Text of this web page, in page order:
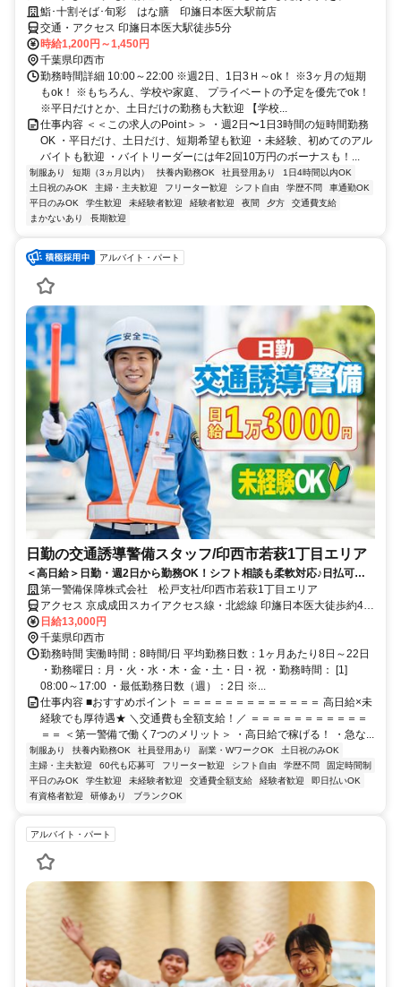
鮨･十割そば･旬彩 はな膳 印旛日本医大駅前店
交通・アクセス 印旛日本医大駅徒歩5分
時給1,200円～1,450円
千葉県印西市
勤務時間詳細 10:00～22:00 ※週2日、1日3Ｈ～ok！ ※3ヶ月の短期
もok！ ※もちろん、学校や家庭、 プライベートの予定を優先でok！
※平日だけとか、土日だけの勤務も大歓迎 【学校...
仕事内容 ＜＜この求人のPoint＞＞ ・週2日〜1日3時間の短時間勤務
OK ・平日だけ、土日だけ、短期希望も歓迎 ・未経験、初めてのアル
バイトも歓迎 ・バイトリーダーには年2回10万円のボーナスも！...
制服あり 短期（3ヵ月以内） 扶養内勤務OK 社員登用あり
1日4時間以内OK
土日祝のみOK
主婦・主夫歓迎 フリーター歓迎 シフト自由 学歴不問
車通勤OK
平日のみOK
学生歓迎 未経験者歓迎 経験者歓迎 夜間 夕方
交通費支給
まかないあり
長期歓迎
アルバイト・パート
日勤の交通誘導警備スタッフ/印西市若萩1丁目エリア
＜高日給＞日勤・週2日から勤務OK！シフト相談も柔軟対応♪日払可◎
未経験歓迎★
第一警備保障株式会社 松戸支社/印西市若萩1丁目エリア
アクセス 京成成田スカイアクセス線・北総線 印旛日本医大徒歩約4
分、京成成田スカイアクセス線・北総線 印西牧の原南口徒歩約53
分、ＪＲ成田線 小林（千葉県）南口徒歩約71分 直行直帰OK＊交通費
全額支給＊
日給13,000円
千葉県印西市
勤務時間 実働時間：8時間/日 平均勤務日数：1ヶ月あたり8日～22日
・勤務曜日：月・火・水・木・金・土・日・祝 ・勤務時間： [1]
08:00～17:00 ・最低勤務日数（週）：2日 ※...
仕事内容 ■おすすめポイント ＝＝＝＝＝＝＝＝＝＝＝＝＝ 高日給×未
経験でも厚待遇★ ＼交通費も全額支給！／ ＝＝＝＝＝＝＝＝＝＝＝
＝＝ ＜第一警備で働く7つのメリット＞ ・高日給で稼げる！ ・急な...
制服あり 扶養内勤務OK 社員登用あり 副業・WワークOK
土日祝のみOK
主婦・主夫歓迎
60代も応募可 フリーター歓迎 シフト自由 学歴不問
固定時間制
平日のみOK
学生歓迎 未経験者歓迎 交通費全額支給 経験者歓迎
即日払いOK
有資格者歓迎
研修あり ブランクOK
アルバイト・パート